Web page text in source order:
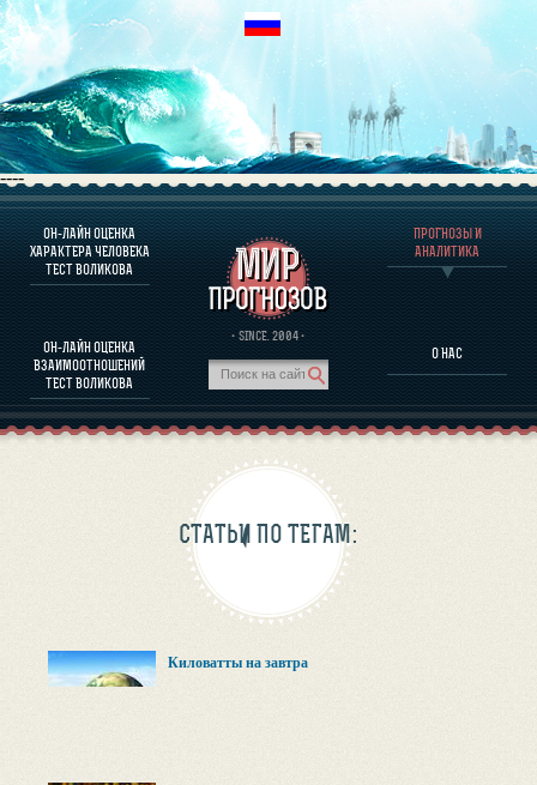
----
ОН-ЛАЙН ОЦЕНКА
ХАРАКТЕРА ЧЕЛОВЕКА
ТЕСТ ВОЛИКОВА
ОН-ЛАЙН ОЦЕНКА
ВЗАИМООТНОШЕНИЙ
ТЕСТ ВОЛИКОВА
· SINCE. 2004 ·
ПРОГНОЗЫ И
АНАЛИТИКА
О НАС
О ПРОГРАММЕ
ОЦЕНКА ХАРАКТЕРA ЧЕЛОВЕКА
ОЦЕНКА ХАРАКТЕРА ВЫДАЮЩИХСЯ ЛИЧНОСТЕЙ
О ПРОГРАММЕ
ПРОГНОЗЫ И АНАЛИТИКА
СТАТЬИ ПО ТЕГАМ:
Киловатты на завтра